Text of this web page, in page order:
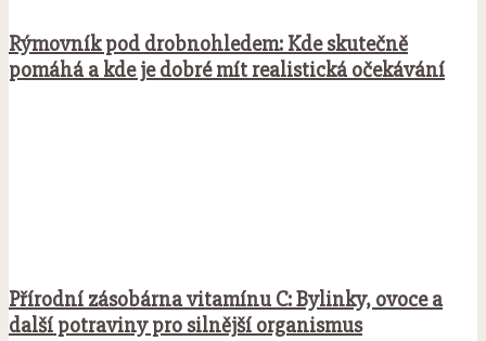
Rýmovník pod drobnohledem: Kde skutečně
pomáhá a kde je dobré mít realistická očekávání
Přírodní zásobárna vitamínu C: Bylinky, ovoce a
další potraviny pro silnější organismus